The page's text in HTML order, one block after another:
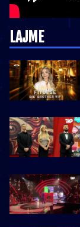
LAJME